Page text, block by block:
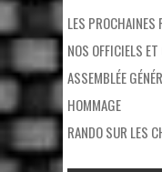
LES PROCHAINES
NOS OFFICIELS
ASSEMBLÉE
HOMMAGE
RANDO SUR LES